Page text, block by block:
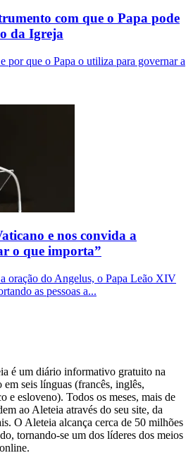
com que o Papa pode
da Igreja
por que o Papa o utiliza para governar a
e nos convida a
o que importa”
oração do Angelus, o Papa Leão XIV
as pessoas a...
é um diário informativo gratuito na
seis línguas (francês, inglês,
e esloveno). Todos os meses, mais de
ao Aleteia através do seu site, da
O Aleteia alcança cerca de 50 milhões
tornando-se um dos líderes dos meios